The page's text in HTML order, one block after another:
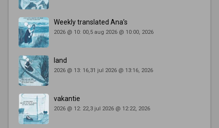
Weekly translated Ana’s
2026 @ 10: 00,5 aug 2026 @ 10:00, 2026
land
2026 @ 13: 16,31 jul 2026 @ 13:16, 2026
vakantie
2026 @ 12: 22,3 jul 2026 @ 12:22, 2026